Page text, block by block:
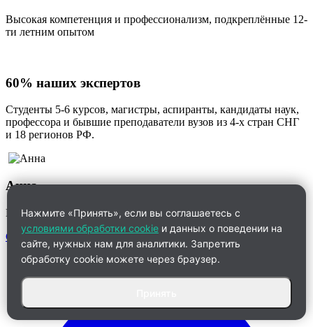
Высокая компетенция и профессионализм, подкреплённые 12-
ти летним опытом
60% наших экспертов
Студенты 5-6 курсов, магистры, аспиранты, кандидаты наук,
профессора и бывшие преподаватели вузов из 4-х стран СНГ
и 18 регионов РФ.
Анна
Менеджер по работе с клиентами
Связаться
Нажмите «Принять», если вы соглашаетесь с
условиями обработки cookie и данных о поведении на
сайте, нужных нам для аналитики. Запретить
обработку cookie можете через браузер.